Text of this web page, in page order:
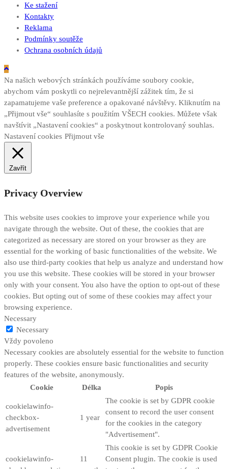
Ke stažení
Kontakty
Reklama
Podmínky soutěže
Ochrana osobních údajů
Na našich webových stránkách používáme soubory cookie,
abychom vám poskytli co nejrelevantnější zážitek tím, že si
zapamatujeme vaše preference a opakované návštěvy. Kliknutím na
„Přijmout vše“ souhlasíte s použitím VŠECH cookies. Můžete však
navštívit „Nastavení cookies“ a poskytnout kontrolovaný souhlas.
Nastavení cookies Přijmout vše
Zavřít
Privacy Overview
This website uses cookies to improve your experience while you
navigate through the website. Out of these, the cookies that are
categorized as necessary are stored on your browser as they are
essential for the working of basic functionalities of the website. We
also use third-party cookies that help us analyze and understand how
you use this website. These cookies will be stored in your browser
only with your consent. You also have the option to opt-out of these
cookies. But opting out of some of these cookies may affect your
browsing experience.
Necessary
Necessary
Vždy povoleno
Necessary cookies are absolutely essential for the website to function
properly. These cookies ensure basic functionalities and security
features of the website, anonymously.
Cookie
Délka Popis
cookielawinfo-
checkbox-
advertisement
1 year
The cookie is set by GDPR cookie
consent to record the user consent
for the cookies in the category
"Advertisement".
cookielawinfo-
11
This cookie is set by GDPR Cookie
Consent plugin. The cookie is used